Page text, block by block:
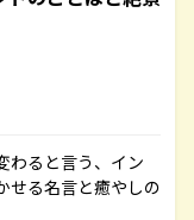
わると言う、イン
せる名言と癒やしの